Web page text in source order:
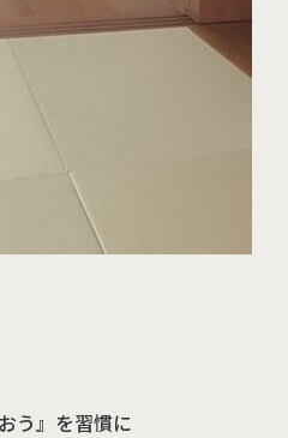
う』を習慣に